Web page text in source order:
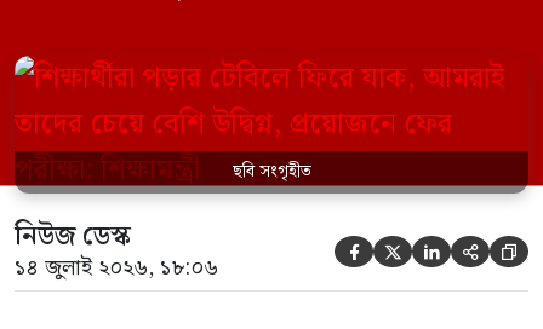
তিনি শিক্ষার্থীদের আন্দোলন না করে পড়াশোনায়
মনোযোগ দেওয়ার আহ্বান জানিয়ে বলেন,
সরকার পরিস্থিতি নিবিড়ভাবে পর্যবেক্ষণ করছে
এবং পরীক্ষার্থীদের স্বার্থ রক্ষায় প্রয়োজনীয় সব
পদক্ষেপ […]
ছবি সংগৃহীত
নিউজ ডেস্ক
১৪ জুলাই ২০২৬, ১৮:০৬     